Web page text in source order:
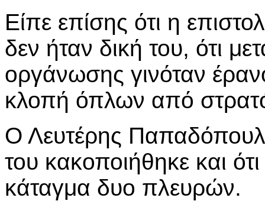
Είπε επίσης ότι η
δεν ήταν δική του, ότι
οργάνωσης γινόταν
κλοπή όπλων από
Ο Λευτέρης
του κακοποιήθηκε και
κάταγμα δυο πλευρών.